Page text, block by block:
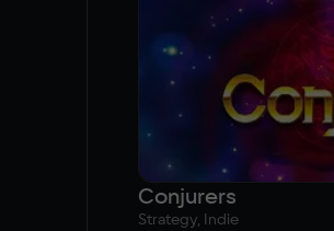
Conjurers
Strategy, Indie